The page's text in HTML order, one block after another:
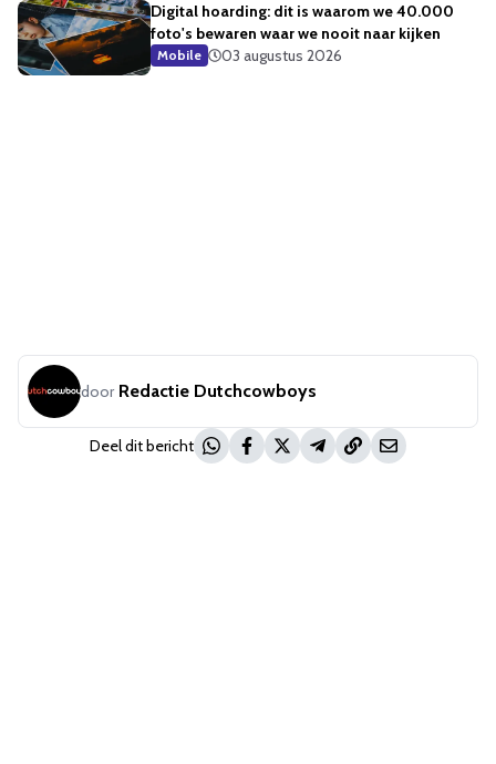
Digital hoarding: dit is waarom we 40.000
foto's bewaren waar we nooit naar kijken
Mobile 03 augustus 2026
door Redactie Dutchcowboys
Deel dit bericht